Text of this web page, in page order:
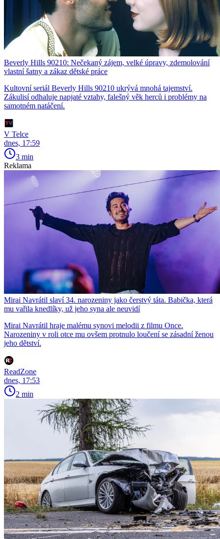
Beverly Hills 90210: Nečekaný zájem, velké úpravy, zdemolování
vlastní šatny a zákaz dětské práce
Kultovní seriál Beverly Hills 90210 ukrývá mnohá tajemství.
Zákulisí odhaluje napjaté vztahy, falešný věk herců i problémy na
samotném natáčení.
V Telce
dnes, 17:59
3 min
Reklama
Mirai Navrátil slaví 34. narozeniny jako čerstvý táta. Babička, která
mu vařila knedlíky, už jeho syna ale neuvidí
Mirai Navrátil hraje malému synovi melodii z filmu Once.
Narozeniny v roli otce mu ovšem protnulo loučení se zásadní ženou
jeho dětství.
ReadZone
dnes, 17:53
2 min